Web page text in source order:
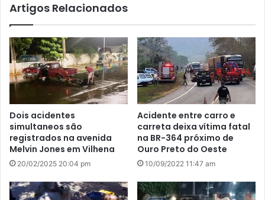
Artigos Relacionados
Dois acidentes
simultaneos são
registrados na avenida
Melvin Jones em Vilhena
20/02/2025 20:04 pm
Acidente entre carro e
carreta deixa vítima fatal
na BR-364 próximo de
Ouro Preto do Oeste
10/09/2022 11:47 am